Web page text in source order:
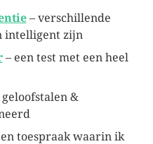
– verschillende
intelligent zijn
– een test met een heel
&
toespraak waarin ik